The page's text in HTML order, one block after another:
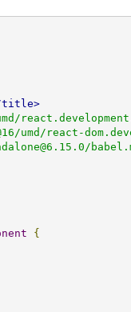
title>
umd/react-
{